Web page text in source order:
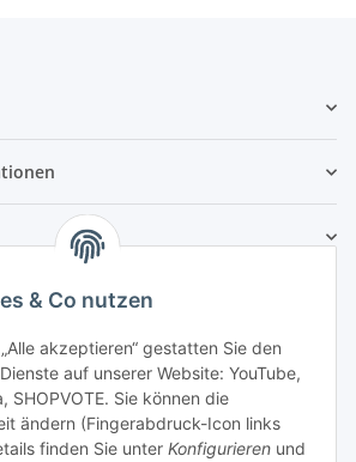
& Co nutzen
akzeptieren“ gestatten Sie den
auf unserer Website: YouTube,
SHOPVOTE. Sie können die
ändern (Fingerabdruck-Icon links
finden Sie unter Konfigurieren und